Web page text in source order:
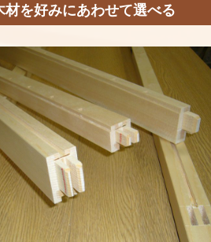
材を好みにあわせて選べる